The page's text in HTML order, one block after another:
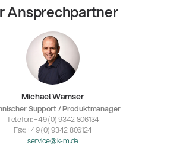
Ansprechpartner
Michael Wamser
Support / Produktmanager
Telefon: +49 (0) 9342 806134
Fax: +49 (0) 9342 806124
service@k-m.de